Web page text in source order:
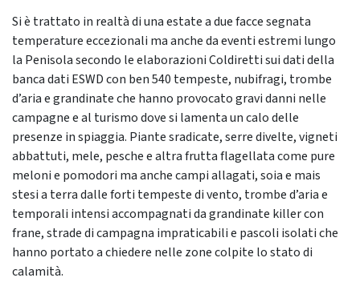
Si è trattato in realtà di una estate a due facce segnata
temperature eccezionali ma anche da eventi estremi lungo
la Penisola secondo le elaborazioni Coldiretti sui dati della
banca dati ESWD con ben 540 tempeste, nubifragi, trombe
d’aria e grandinate che hanno provocato gravi danni nelle
campagne e al turismo dove si lamenta un calo delle
presenze in spiaggia. Piante sradicate, serre divelte, vigneti
abbattuti, mele, pesche e altra frutta flagellata come pure
meloni e pomodori ma anche campi allagati, soia e mais
stesi a terra dalle forti tempeste di vento, trombe d’aria e
temporali intensi accompagnati da grandinate killer con
frane, strade di campagna impraticabili e pascoli isolati che
hanno portato a chiedere nelle zone colpite lo stato di
calamità.